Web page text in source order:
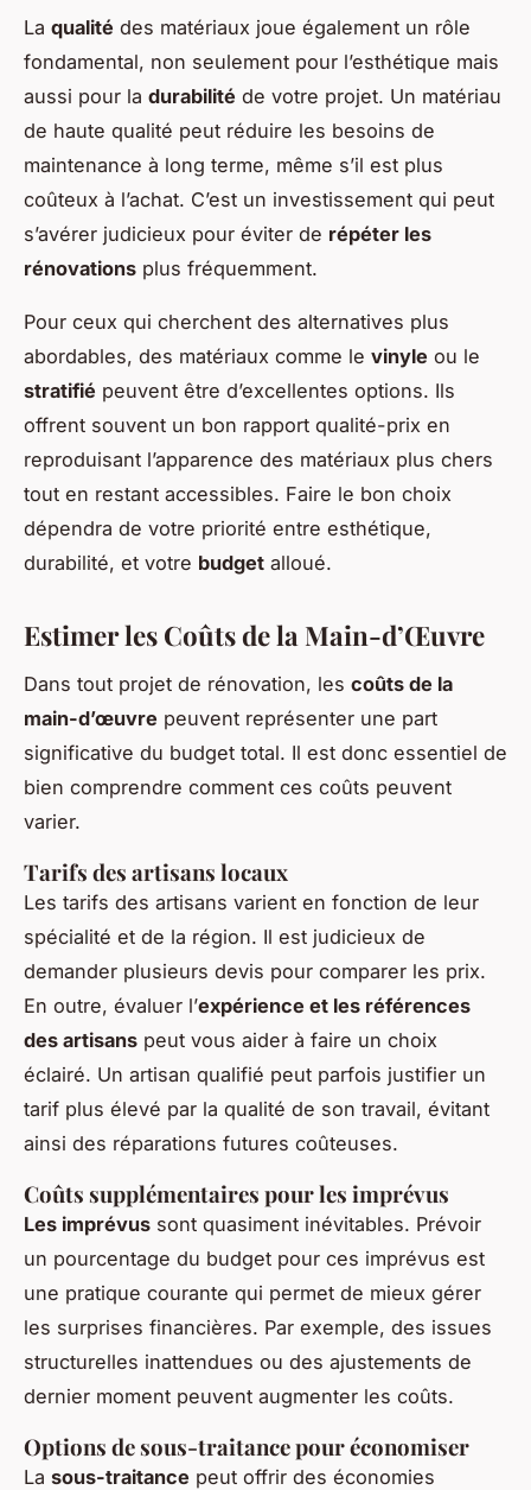
La qualité des matériaux joue également un rôle
fondamental, non seulement pour l’esthétique mais
aussi pour la durabilité de votre projet. Un matériau
de haute qualité peut réduire les besoins de
maintenance à long terme, même s’il est plus
coûteux à l’achat. C’est un investissement qui peut
s’avérer judicieux pour éviter de répéter les
rénovations plus fréquemment.
Pour ceux qui cherchent des alternatives plus
abordables, des matériaux comme le vinyle ou le
stratifié peuvent être d’excellentes options. Ils
offrent souvent un bon rapport qualité-prix en
reproduisant l’apparence des matériaux plus chers
tout en restant accessibles. Faire le bon choix
dépendra de votre priorité entre esthétique,
durabilité, et votre budget alloué.
Estimer les Coûts de la Main-d’Œuvre
Dans tout projet de rénovation, les coûts de la
main-d’œuvre peuvent représenter une part
significative du budget total. Il est donc essentiel de
bien comprendre comment ces coûts peuvent
varier.
Tarifs des artisans locaux
Les tarifs des artisans varient en fonction de leur
spécialité et de la région. Il est judicieux de
demander plusieurs devis pour comparer les prix.
En outre, évaluer l’expérience et les références
des artisans peut vous aider à faire un choix
éclairé. Un artisan qualifié peut parfois justifier un
tarif plus élevé par la qualité de son travail, évitant
ainsi des réparations futures coûteuses.
Coûts supplémentaires pour les imprévus
Les imprévus sont quasiment inévitables. Prévoir
un pourcentage du budget pour ces imprévus est
une pratique courante qui permet de mieux gérer
les surprises financières. Par exemple, des issues
structurelles inattendues ou des ajustements de
dernier moment peuvent augmenter les coûts.
Options de sous-traitance pour économiser
La sous-traitance peut offrir des économies